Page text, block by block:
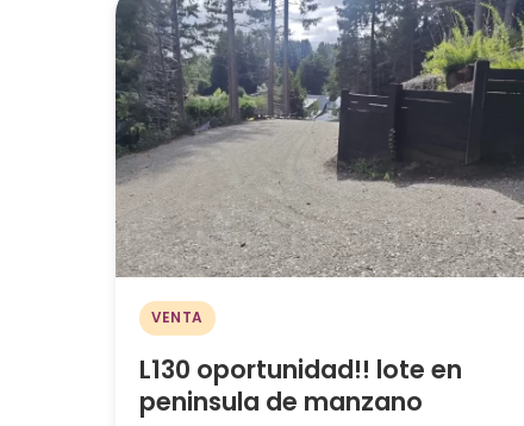
VENTA
L130 oportunidad!! lote en
peninsula de manzano